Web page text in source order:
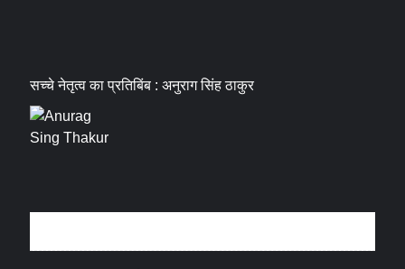
सच्चे नेतृत्व का प्रतिबिंब : अनुराग सिंह ठाकुर